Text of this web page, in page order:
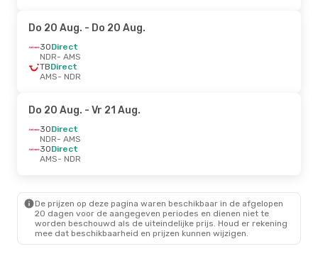
Do 20 Aug. - Do 20 Aug.
3ODirect
NDR- AMS
TBDirect
AMS- NDR
Do 20 Aug. - Vr 21 Aug.
3ODirect
NDR- AMS
3ODirect
AMS- NDR
De prijzen op deze pagina waren beschikbaar in de afgelopen
20 dagen voor de aangegeven periodes en dienen niet te
worden beschouwd als de uiteindelijke prijs. Houd er rekening
mee dat beschikbaarheid en prijzen kunnen wijzigen.